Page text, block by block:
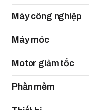
Máy công nghiệp
Máy móc
Motor giảm tốc
Phần mềm